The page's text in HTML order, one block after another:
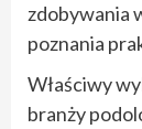
zdobywania
poznania
Właściwy
branży